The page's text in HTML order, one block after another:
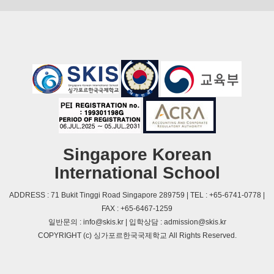
Singapore Korean
International School
ADDRESS : 71 Bukit Tinggi Road Singapore 289759 | TEL : +65-6741-0778 |
FAX : +65-6467-1259
일반문의 : info@skis.kr | 입학상담 : admission@skis.kr
COPYRIGHT (c) 싱가포르한국국제학교 All Rights Reserved.